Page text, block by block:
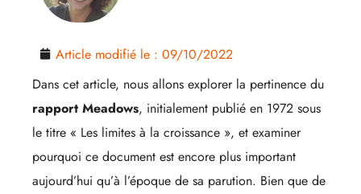
Article modifié le : 09/10/2022
Dans cet article, nous allons explorer la pertinence du
rapport Meadows, initialement publié en 1972 sous
le titre « Les limites à la croissance », et examiner
pourquoi ce document est encore plus important
aujourd’hui qu’à l’époque de sa parution. Bien que de